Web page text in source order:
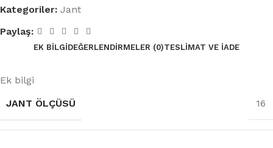
Kategoriler: Jant
Paylaş:
EK BILGIDEĞERLENDIRMELER (0)TESLIMAT VE İADE
Ek bilgi
JANT ÖLÇÜSÜ
16